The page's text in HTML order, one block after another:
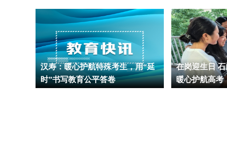
汉寿：暖心护航特殊考生，用“延
时”书写教育公平答卷
在岗迎生日
暖心护航高考